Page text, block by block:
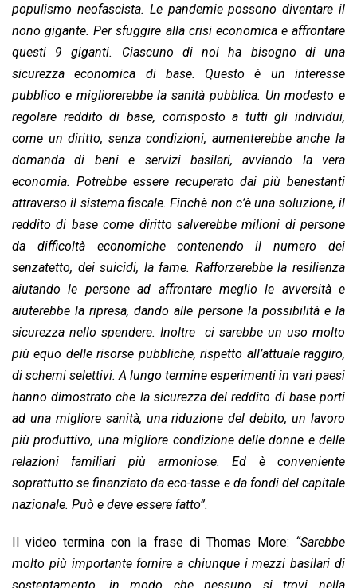
populismo neofascista. Le pandemie possono diventare il
nono gigante. Per sfuggire alla crisi economica e affrontare
questi 9 giganti. Ciascuno di noi ha bisogno di una
sicurezza economica di base. Questo è un interesse
pubblico e migliorerebbe la sanità pubblica. Un modesto e
regolare reddito di base, corrisposto a tutti gli individui,
come un diritto, senza condizioni, aumenterebbe anche la
domanda di beni e servizi basilari, avviando la vera
economia. Potrebbe essere recuperato dai più benestanti
attraverso il sistema fiscale. Finchè non c’è una soluzione, il
reddito di base come diritto salverebbe milioni di persone
da difficoltà economiche contenendo il numero dei
senzatetto, dei suicidi, la fame. Rafforzerebbe la resilienza
aiutando le persone ad affrontare meglio le avversità e
aiuterebbe la ripresa, dando alle persone la possibilità e la
sicurezza nello spendere. Inoltre ci sarebbe un uso molto
più equo delle risorse pubbliche, rispetto all’attuale raggiro,
di schemi selettivi. A lungo termine esperimenti in vari paesi
hanno dimostrato che la sicurezza del reddito di base porti
ad una migliore sanità, una riduzione del debito, un lavoro
più produttivo, una migliore condizione delle donne e delle
relazioni familiari più armoniose. Ed è conveniente
soprattutto se finanziato da eco-tasse e da fondi del capitale
nazionale. Può e deve essere fatto”.
Il video termina con la frase di Thomas More: “Sarebbe
molto più importante fornire a chiunque i mezzi basilari di